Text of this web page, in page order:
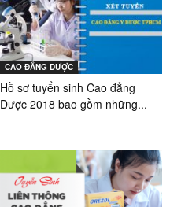
CAO ĐẲNG DƯỢC
Hồ sơ tuyển sinh Cao đẳng
Dược 2018 bao gồm những...